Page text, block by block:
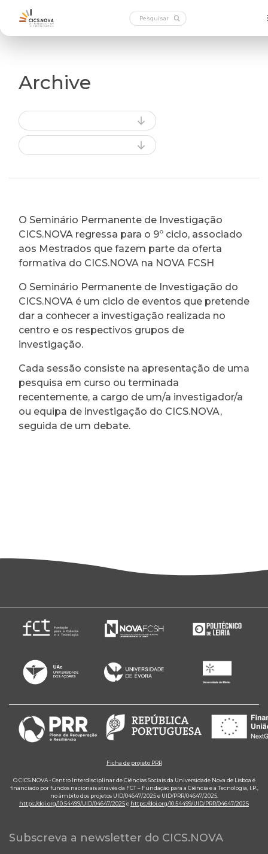
Archive
O Seminário Permanente de Investigação
CICS.NOVA regressa para o 9º ciclo, associado
aos Mestrados que fazem parte da oferta
formativa do CICS.NOVA na NOVA FCSH
O Seminário Permanente de Investigação do
CICS.NOVA é um ciclo de eventos que pretende
dar a conhecer a investigação realizada no
centro e os respectivos grupos de
investigação.
Cada sessão consiste na apresentação de uma
pesquisa em curso ou terminada
recentemente, a cargo de um/a investigador/a
ou equipa de investigação do CICS.NOVA,
seguida de um debate.
Ficha de projeto PRR
O CICS.NOVA - Centro Interdisciplinar de Ciências Sociais da Universidade Nova de Lisboa é
financiado por fundos nacionais através da FCT – Fundação para a Ciência e a Tecnologia, I.P.,
no âmbito dos projetos UID/04647/2025 e UID/PRR/04647/2025.
https://doi.org/10.54499/UID/04647/2025e https://doi.org/10.54499/UID/PRR/04647/2025
Subscreva a newsletter do CICS.NOVA